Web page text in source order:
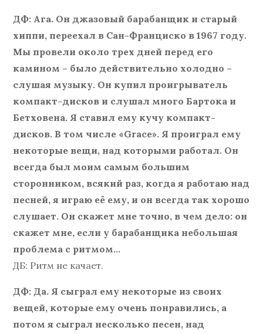
ДФ: Ага. Он джазовый барабанщик и старый
хиппи, переехал в Сан-Франциско в 1967 году.
Мы провели около трех дней перед его
камином – было действительно холодно –
слушая музыку. Он купил проигрыватель
компакт-дисков и слушал много Бартока и
Бетховена. Я ставил ему кучу компакт-
дисков. В том числе «Grace». Я проиграл ему
некоторые вещи, над которыми работал. Он
всегда был моим самым большим
сторонником, всякий раз, когда я работаю над
песней, я играю её ему, и он всегда так хорошо
слушает. Он скажет мне точно, в чем дело: он
скажет мне, если у барабанщика небольшая
проблема с ритмом…
ДБ: Ритм не качает.
ДФ: Да. Я сыграл ему некоторые из своих
вещей, которые ему очень понравились, а
потом я сыграл несколько песен, над